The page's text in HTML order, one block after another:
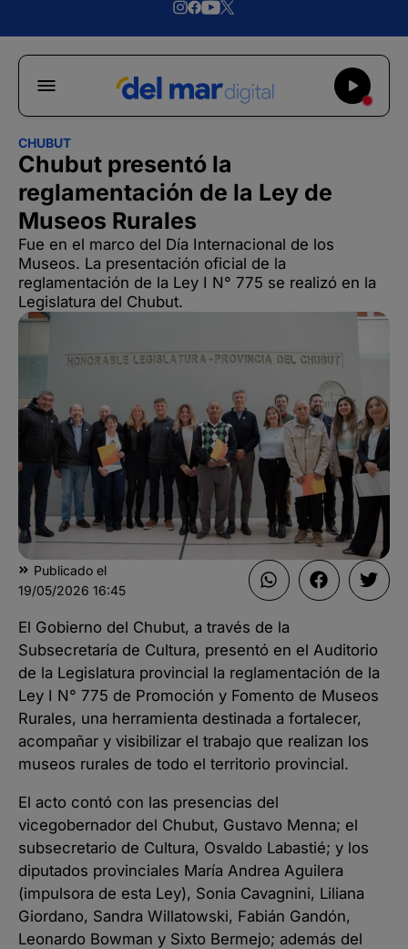
CHUBUT
Chubut presentó la
reglamentación de la Ley de
Museos Rurales
Fue en el marco del Día Internacional de los
Museos. La presentación oficial de la
reglamentación de la Ley I N° 775 se realizó en la
Legislatura del Chubut.
Publicado el
19/05/2026 16:45
El Gobierno del Chubut, a través de la
Subsecretaría de Cultura, presentó en el Auditorio
de la Legislatura provincial la reglamentación de la
Ley I N° 775 de Promoción y Fomento de Museos
Rurales, una herramienta destinada a fortalecer,
acompañar y visibilizar el trabajo que realizan los
museos rurales de todo el territorio provincial.
El acto contó con las presencias del
vicegobernador del Chubut, Gustavo Menna; el
subsecretario de Cultura, Osvaldo Labastié; y los
diputados provinciales María Andrea Aguilera
(impulsora de esta Ley), Sonia Cavagnini, Liliana
Giordano, Sandra Willatowski, Fabián Gandón,
Leonardo Bowman y Sixto Bermejo; además del